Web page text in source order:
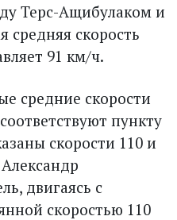
Терс-Ащибулаком и
средняя скорость
91 км/ч.
средние скорости
пункту
скорости 110 и
двигаясь с
скоростью 110